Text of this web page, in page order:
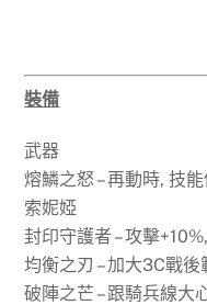
裝備
武器
熔鱗之怒 – 再動時, 技
索妮婭
封印守護者 – 攻擊
均衡之刃 – 加大3C戰
破陣之芒 – 跟騎兵線大